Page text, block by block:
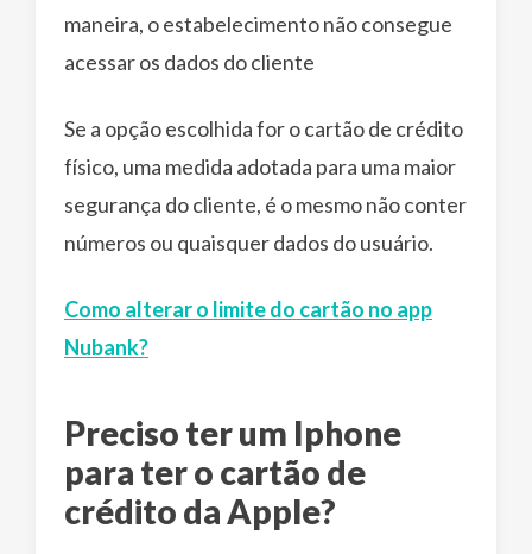
maneira, o estabelecimento não consegue
acessar os dados do cliente
Se a opção escolhida for o cartão de crédito
físico, uma medida adotada para uma maior
segurança do cliente, é o mesmo não conter
números ou quaisquer dados do usuário.
Como alterar o limite do cartão no app
Nubank?
Preciso ter um Iphone
para ter o cartão de
crédito da Apple?